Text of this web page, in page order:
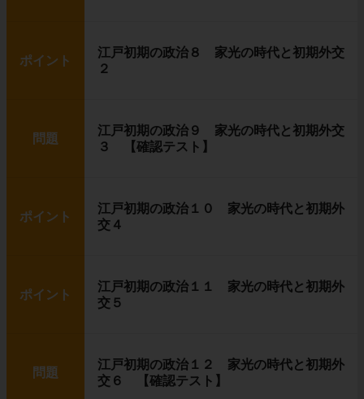
ポイント
江戸初期の政治８ 家光の時代と初期外交
２
問題
江戸初期の政治９ 家光の時代と初期外交
３ 【確認テスト】
ポイント
江戸初期の政治１０ 家光の時代と初期外
交４
ポイント
江戸初期の政治１１ 家光の時代と初期外
交５
問題
江戸初期の政治１２ 家光の時代と初期外
交６ 【確認テスト】